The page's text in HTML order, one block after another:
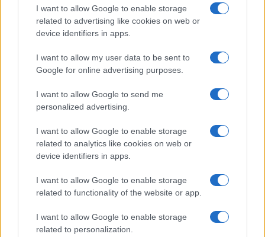
I want to allow Google to enable storage
related to advertising like cookies on web or
device identifiers in apps.
I want to allow my user data to be sent to
Google for online advertising purposes.
I want to allow Google to send me
personalized advertising.
I want to allow Google to enable storage
related to analytics like cookies on web or
device identifiers in apps.
I want to allow Google to enable storage
related to functionality of the website or app.
I want to allow Google to enable storage
related to personalization.
prerogativa.
Allo stesso modo, pertanto, preoccupa che l’Egitto
sia stato ritenuto paese non sicuro: difatti l’intera
Europa, gli Esteri dell’intera Europa, compresa
ovviamente l’Italia, nel marzo 2024, hanno siglato
un memorandum, alla presenza del presidente
Ursula Von Der Leyen , in cui è stato stabilito che
l’Egitto fosse idoneo per ospitare parte dei
rifugiati provenienti dalla Striscia di Gaza.
Delle due l’una: o è uno Stato idoneo oppure no.